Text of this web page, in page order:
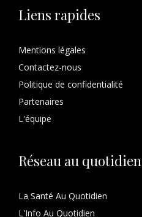
Liens rapides
Mentions légales
Contactez-nous
Politique de confidentialité
Partenaires
L'équipe
Réseau au quotidien
La Santé Au Quotidien
L'Info Au Quotidien